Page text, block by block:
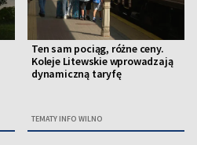
Ten sam pociąg, różne ceny.
Koleje Litewskie wprowadzają
dynamiczną taryfę
TEMATY INFO WILNO